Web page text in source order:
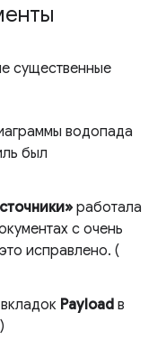
существенные
водопада
был
работала
с очень
исправлено. (
Payload в
)